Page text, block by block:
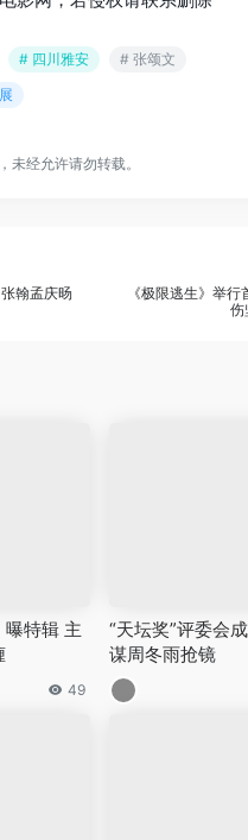
# 四川雅安
# 张颂文
未经允许请勿转载。
翰孟庆旸
《极限逃生》举
伤
特辑 主
49
“天坛奖”评委会
谋周冬雨抢镜